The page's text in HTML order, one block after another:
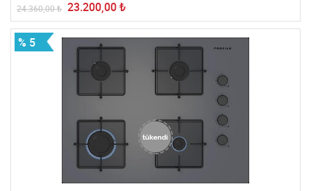
24.360,00₺ 23.200,00 ₺
% 5